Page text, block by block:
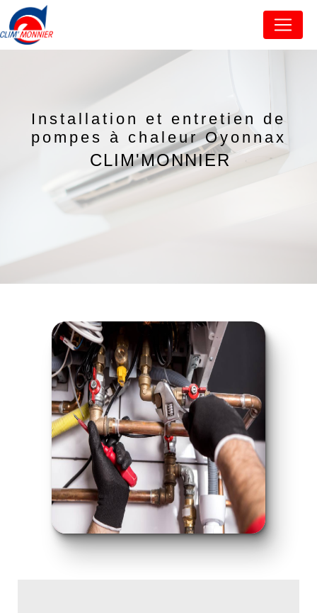
Installation et entretien de
pompes à chaleur Oyonnax
CLIM'MONNIER
Panneau de gestion des cookies